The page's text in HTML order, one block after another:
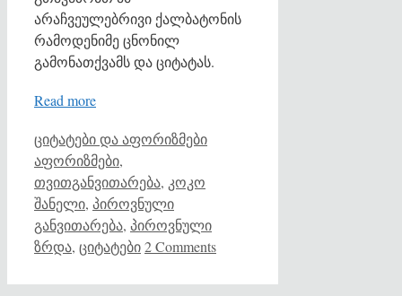
არაჩვეულებრივი ქალბატონის
რამოდენიმე ცნონილ
გამონათქვამს და ციტატას.
Read more
Categories
ციტატები და აფორიზმებიTags
აფორიზმები,
თვითგანვითარება, კოკო
შანელი, პიროვნული
განვითარება, პიროვნული
ზრდა, ციტატები2 Comments